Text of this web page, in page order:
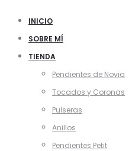
INICIO
SOBRE MÍ
TIENDA
Pendientes de Novia
Tocados y Coronas
Pulseras
Anillos
Pendientes Petit